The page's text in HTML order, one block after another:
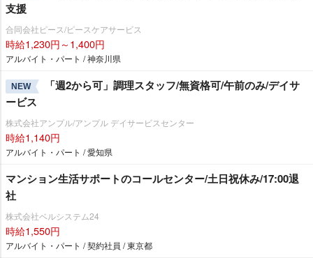
支援
合同会社ピース/ピースケアサービス
時給1,230円～1,400円
アルバイト・パート / 神奈川県
NEW
「週2から可」調理スタッフ/無資格可/午前のみ/デイサ
ービス
株式会社アンプル/アンプル デイサービスセンター
時給1,140円
アルバイト・パート / 愛知県
マンション生活サポートのコールセンター/土日祝休み/17:00退
社
株式会社ベルシステム24
時給1,550円
アルバイト・パート / 契約社員 / 東京都